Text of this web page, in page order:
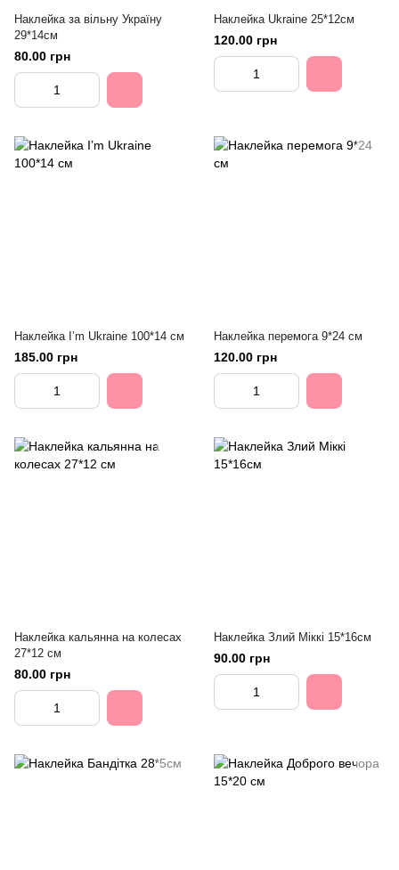
Наклейка за вільну Україну
29*14см
80.00 грн
Наклейка Ukraine 25*12см
120.00 грн
Наклейка I’m Ukraine 100*14 см
185.00 грн
Наклейка перемога 9*24 см
120.00 грн
Наклейка кальянна на колесах
27*12 см
80.00 грн
Наклейка Злий Міккі 15*16см
90.00 грн